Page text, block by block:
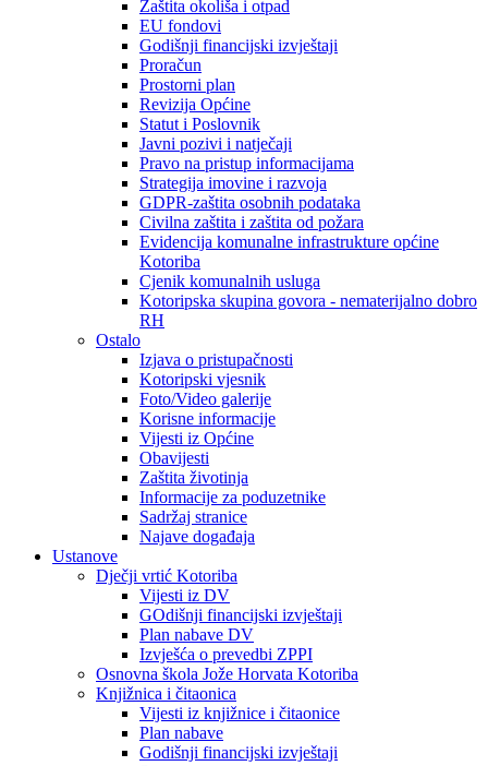
Zaštita okoliša i otpad
EU fondovi
Godišnji financijski izvještaji
Proračun
Prostorni plan
Revizija Općine
Statut i Poslovnik
Javni pozivi i natječaji
Pravo na pristup informacijama
Strategija imovine i razvoja
GDPR-zaštita osobnih podataka
Civilna zaštita i zaštita od požara
Evidencija komunalne infrastrukture općine
Kotoriba
Cjenik komunalnih usluga
Kotoripska skupina govora - nematerijalno dobro
RH
Ostalo
Izjava o pristupačnosti
Kotoripski vjesnik
Foto/Video galerije
Korisne informacije
Vijesti iz Općine
Obavijesti
Zaštita životinja
Informacije za poduzetnike
Sadržaj stranice
Najave događaja
Ustanove
Dječji vrtić Kotoriba
Vijesti iz DV
GOdišnji financijski izvještaji
Plan nabave DV
Izvješća o prevedbi ZPPI
Osnovna škola Jože Horvata Kotoriba
Knjižnica i čitaonica
Vijesti iz knjižnice i čitaonice
Plan nabave
Godišnji financijski izvještaji